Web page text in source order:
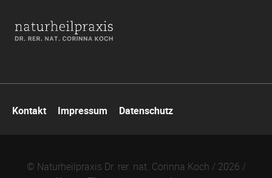
überspringen
Kontakt Impressum Datenschutz
© Naturheilpraxis Dr. rer. nat. Corinna Koch / 2026 /